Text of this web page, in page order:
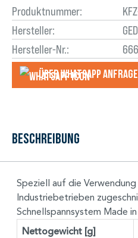
Produktnummer:
Hersteller:
Hersteller-Nr.:
Über WhatsApp
Beschreibung
Speziell auf die
Industriebetrieben
Schnellspannsystem Made
Nettogewicht [g]